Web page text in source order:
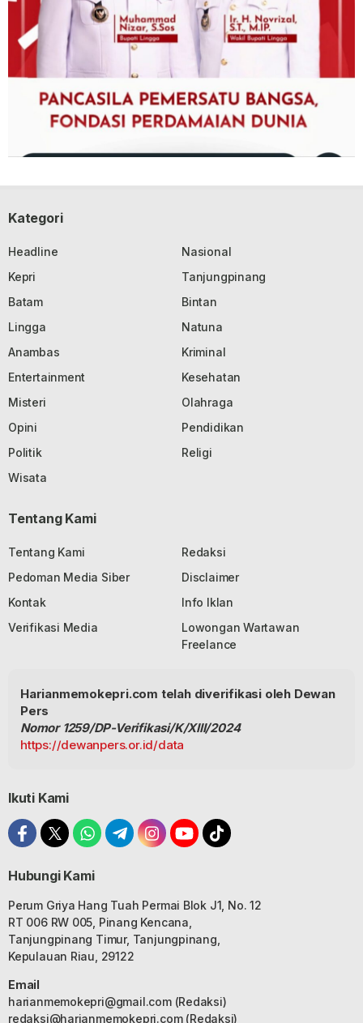
Kategori
Headline
Nasional
Kepri
Tanjungpinang
Batam
Bintan
Lingga
Natuna
Anambas
Kriminal
Entertainment
Kesehatan
Misteri
Olahraga
Opini
Pendidikan
Politik
Religi
Wisata
Tentang Kami
Tentang Kami
Redaksi
Pedoman Media Siber
Disclaimer
Kontak
Info Iklan
Verifikasi Media
Lowongan Wartawan
Freelance
Harianmemokepri.com telah diverifikasi oleh Dewan
Pers
Nomor 1259/DP-Verifikasi/K/XIII/2024
https://dewanpers.or.id/data
Ikuti Kami
Hubungi Kami
Perum Griya Hang Tuah Permai Blok J1, No. 12
RT 006 RW 005, Pinang Kencana,
Tanjungpinang Timur, Tanjungpinang,
Kepulauan Riau, 29122
Email
harianmemokepri@gmail.com(Redaksi)
redaksi@harianmemokepri.com(Redaksi)